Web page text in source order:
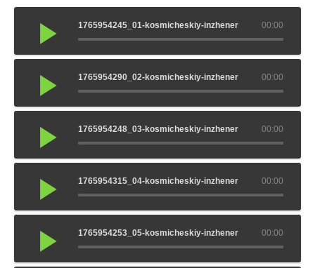
00:00
1765954245_01-kosmicheskiy-inzhener
00:00
1765954290_02-kosmicheskiy-inzhener
00:00
1765954248_03-kosmicheskiy-inzhener
00:00
1765954315_04-kosmicheskiy-inzhener
00:00
1765954253_05-kosmicheskiy-inzhener